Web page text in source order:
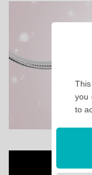
you
to